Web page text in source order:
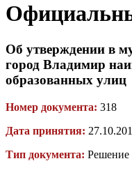
Об утверждении в
город Владимир
образованных улиц
Номер документа: 318
Дата принятия:
Тип документа: Решение